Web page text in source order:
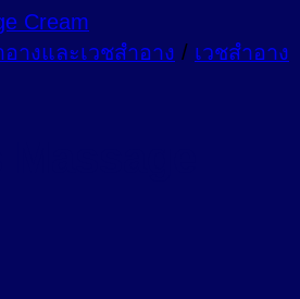
อางและเวชสำอาง / เวชสำอาง